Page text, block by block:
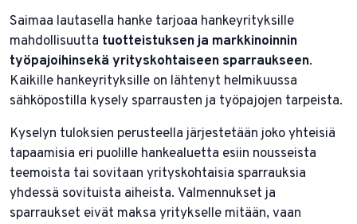
Saimaa lautasella hanke tarjoaa hankeyrityksille
mahdollisuutta tuotteistuksen ja markkinoinnin
työpajoihinsekä yrityskohtaiseen sparraukseen.
Kaikille hankeyrityksille on lähtenyt helmikuussa
sähköpostilla kysely sparrausten ja työpajojen tarpeista.
Kyselyn tuloksien perusteella järjestetään joko yhteisiä
tapaamisia eri puolille hankealuetta esiin nousseista
teemoista tai sovitaan yrityskohtaisia sparrauksia
yhdessä sovituista aiheista. Valmennukset ja
sparraukset eivät maksa yritykselle mitään, vaan